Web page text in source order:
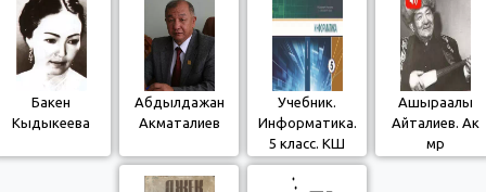
Бакен
Кыдыкеева
Абдылдажан
Акматалиев
Учебник.
Информатика.
5 класс. КШ
Ашыраалы
Айталиев. Ак
мөөр